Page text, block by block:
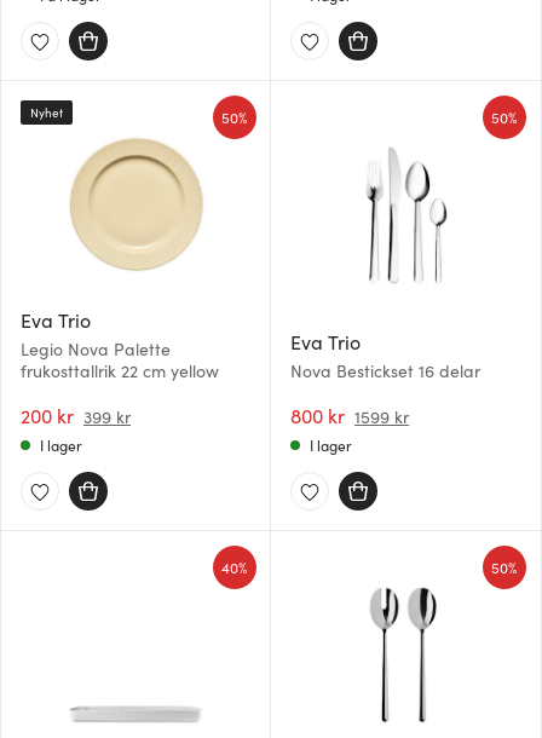
Eva Trio
Legio Nova Palette
frukosttallrik 22 cm yellow
200 kr 399 kr
50%
Nyhet
I lager
Eva Trio
Nova Bestickset 16 delar
800 kr 1599 kr
50%
I lager
40% 50%